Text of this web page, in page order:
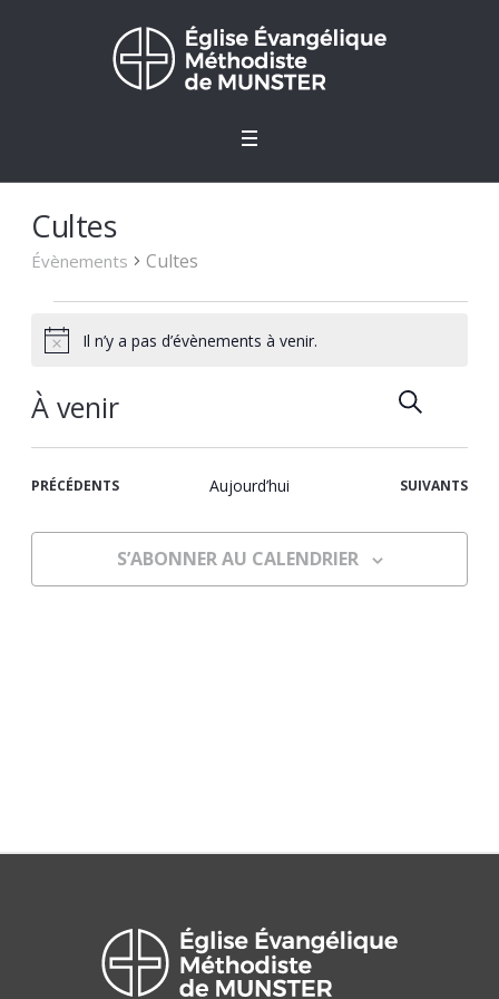
Cultes
Évènements Cultes
Évènements
NoticeIl n’y a pas d’évènements à venir.
et
de
vues
À venir
Sélectionnez
date.
ÉVÈNEMENTS
PRÉCÉDENTS Aujourd’hui ÉVÈNEMENTS
SUIVANTS
S’ABONNER AU CALENDRIER